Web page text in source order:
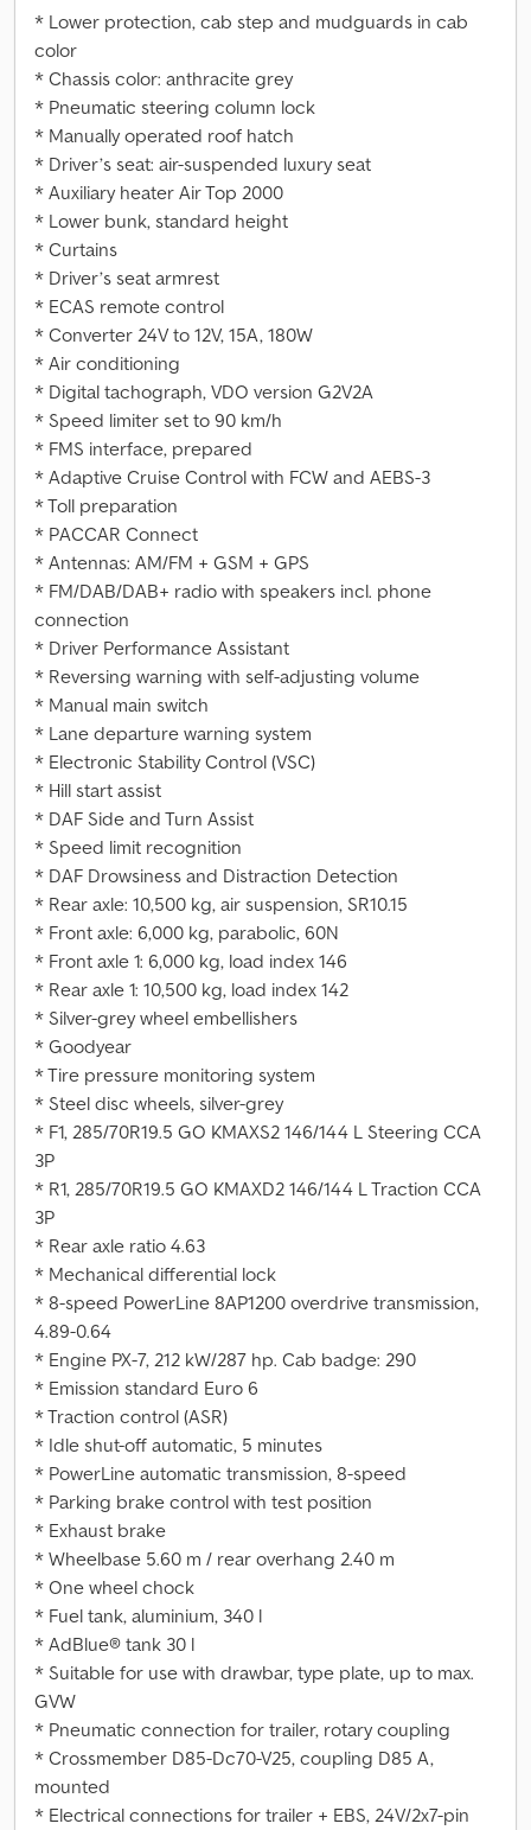
* Lower protection, cab step and mudguards in cab
color
* Chassis color: anthracite grey
* Pneumatic steering column lock
* Manually operated roof hatch
* Driver’s seat: air-suspended luxury seat
* Auxiliary heater Air Top 2000
* Lower bunk, standard height
* Curtains
* Driver’s seat armrest
* ECAS remote control
* Converter 24V to 12V, 15A, 180W
* Air conditioning
* Digital tachograph, VDO version G2V2A
* Speed limiter set to 90 km/h
* FMS interface, prepared
* Adaptive Cruise Control with FCW and AEBS-3
* Toll preparation
* PACCAR Connect
* Antennas: AM/FM + GSM + GPS
* FM/DAB/DAB+ radio with speakers incl. phone
connection
* Driver Performance Assistant
* Reversing warning with self-adjusting volume
* Manual main switch
* Lane departure warning system
* Electronic Stability Control (VSC)
* Hill start assist
* DAF Side and Turn Assist
* Speed limit recognition
* DAF Drowsiness and Distraction Detection
* Rear axle: 10,500 kg, air suspension, SR10.15
* Front axle: 6,000 kg, parabolic, 60N
* Front axle 1: 6,000 kg, load index 146
* Rear axle 1: 10,500 kg, load index 142
* Silver-grey wheel embellishers
* Goodyear
* Tire pressure monitoring system
* Steel disc wheels, silver-grey
* F1, 285/70R19.5 GO KMAXS2 146/144 L Steering CCA
3P
* R1, 285/70R19.5 GO KMAXD2 146/144 L Traction CCA
3P
* Rear axle ratio 4.63
* Mechanical differential lock
* 8-speed PowerLine 8AP1200 overdrive transmission,
4.89-0.64
* Engine PX-7, 212 kW/287 hp. Cab badge: 290
* Emission standard Euro 6
* Traction control (ASR)
* Idle shut-off automatic, 5 minutes
* PowerLine automatic transmission, 8-speed
* Parking brake control with test position
* Exhaust brake
* Wheelbase 5.60 m / rear overhang 2.40 m
* One wheel chock
* Fuel tank, aluminium, 340 l
* AdBlue® tank 30 l
* Suitable for use with drawbar, type plate, up to max.
GVW
* Pneumatic connection for trailer, rotary coupling
* Crossmember D85-Dc70-V25, coupling D85 A,
mounted
* Electrical connections for trailer + EBS, 24V/2x7-pin